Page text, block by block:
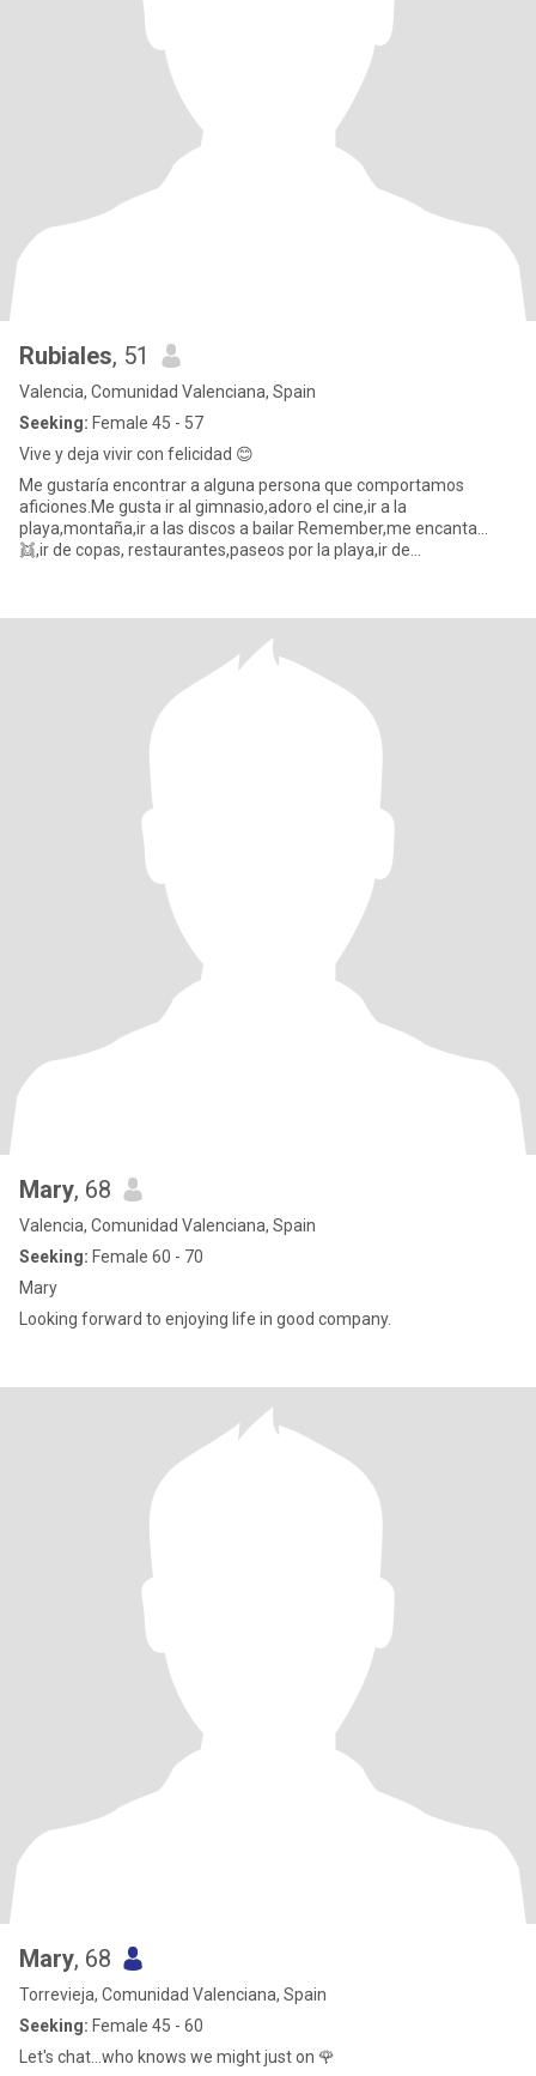
Rubiales, 51
Valencia, Comunidad Valenciana, Spain
Seeking: Female 45 - 57
Vive y deja vivir con felicidad 😊
Me gustaría encontrar a alguna persona que comportamos
aficiones.Me gusta ir al gimnasio,adoro el cine,ir a la
playa,montaña,ir a las discos a bailar Remember,me encanta...
👯,ir de copas, restaurantes,paseos por la playa,ir de
Mary, 68
Valencia, Comunidad Valenciana, Spain
Seeking: Female 60 - 70
Mary
Looking forward to enjoying life in good company.
Mary, 68
Torrevieja, Comunidad Valenciana, Spain
Seeking: Female 45 - 60
Let's chat...who knows we might just on 🌹